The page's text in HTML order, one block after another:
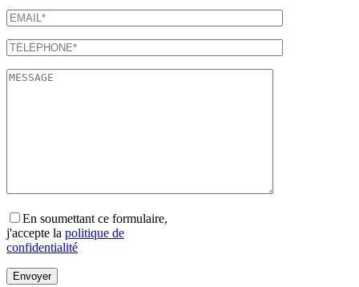
En soumettant ce formulaire,
j'accepte la politique de
confidentialité